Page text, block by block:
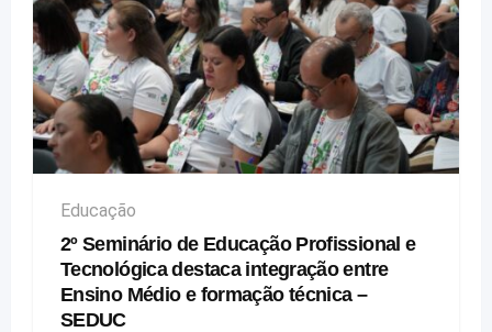
Educação
2º Seminário de Educação Profissional e
Tecnológica destaca integração entre
Ensino Médio e formação técnica –
SEDUC